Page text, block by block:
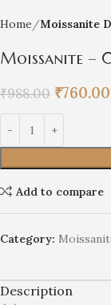
Home Moissanite
Moissanite –
₹988.00 ₹760.00
Add to compare
Category:
Description